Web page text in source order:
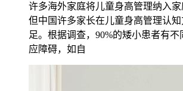
许多海外家庭将儿童身高管理纳入家
但中国许多家长在儿童身高管理认
足。根据调查，90%的矮小患者有
应障碍，如自